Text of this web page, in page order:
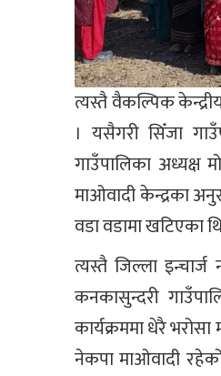
त्यस्तै वैकल्पिक
। यसैगरी सिँजा
गाउँपालिका अध्यक्ष
माओवादी केन्द्रका
वडा वडामा खटिएका
त्यस्तै जिल्ला
कनकासुन्दरी
कार्यक्रममा धेरै
नेकपा माओवादी